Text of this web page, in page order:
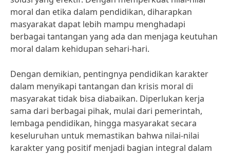
moral dan etika dalam pendidikan, diharapkan
masyarakat dapat lebih mampu menghadapi
berbagai tantangan yang ada dan menjaga keutuhan
moral dalam kehidupan sehari-hari.
Dengan demikian, pentingnya pendidikan karakter
dalam menyikapi tantangan dan krisis moral di
masyarakat tidak bisa diabaikan. Diperlukan kerja
sama dari berbagai pihak, mulai dari pemerintah,
lembaga pendidikan, hingga masyarakat secara
keseluruhan untuk memastikan bahwa nilai-nilai
karakter yang positif menjadi bagian integral dalam